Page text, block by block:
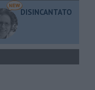
DISINCANTATO